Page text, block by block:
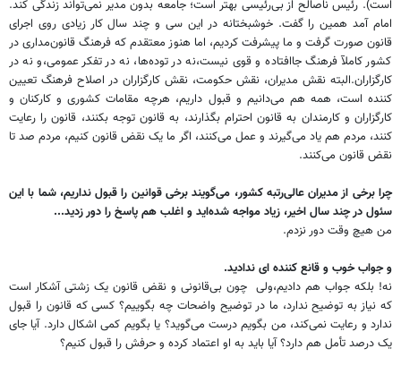
است). رئیس ناصالح از بی‌رئیسی بهتر است؛ جامعه بدون مدیر نمی‌تواند زندگی کند.
امام آمد همین را گفت. خوشبختانه در این سی و چند سال کار زیادی روی اجرای
قانون صورت گرفت و ما پیشرفت کردیم، اما هنوز معتقدم که فرهنگ قانون‌مداری در
کشور کاملآ فرهنگ جاافتاده و قوی‌ نیست،نه در توده‌ها، نه در تفکر عمومی،و نه در
کارگزاران.البته نقش مدیران، نقش حکومت، نقش کارگزاران در اصلاح فرهنگ تعیین
کننده است، همه هم می‌دانیم و قبول داریم، هرچه مقامات کشوری و کارکنان و
کارگزاران و کارمندان به قانون احترام بگذارند، به قانون توجه بکنند، قانون را رعایت
کنند، مردم هم یاد می‌گیرند و عمل می‌کنند، اگر ما یک نقض قانون کنیم، مردم صد تا
نقض قانون می‌کنند.
چرا برخی از مدیران عالی‌رتبه کشور، می‌گویند برخی قوانین را قبول نداریم، شما با این
سئول در چند سال اخیر، زیاد مواجه شده‌اید و اغلب هم پاسخ را دور زدید...
من هیچ وقت دور نزدم.
و جواب خوب و قانع کننده ای ندادید.
نه! بلکه جواب هم دادیم،ولی چون بی‌قانونی و نقض قانون یک زشتی آشکار است
که نیاز به توضیح ندارد، ما در توضیح واضحات چه بگوییم؟ کسی که قانون را قبول
ندارد و رعایت نمی‌کند، من بگویم درست می‌گوید؟ یا بگویم کمی اشکال دارد. آیا جای
یک درصد تأمل هم دارد؟ آیا باید به او اعتماد کرده و حرفش را قبول کنیم؟